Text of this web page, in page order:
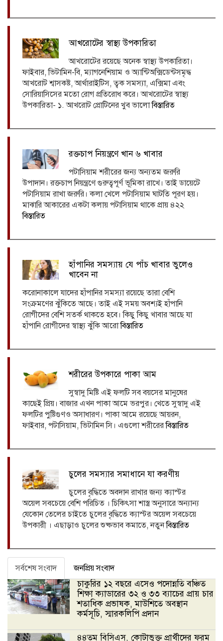
আখরোটের স্বাস্থ্য উপকারিতা
আখরোটের রয়েছে অনেক স্বাস্থ্য উপকারিতা।
ফাইবার, ভিটামিন-বি, ম্যাগনেশিয়াম ও অ্যান্টিঅক্সিডেন্টসমৃদ্ধ
আখরোট শ্বাসকষ্ট, আর্থারাইটিস, ত্বক সমস্যা, এক্সিমা এবং
সোরিয়াসিসের মতো রোগ প্রতিরোধ করে। আখরোটের স্বাস্থ্য
উপকারিতা- ১. আখরোট প্রোটিনের খুব ভালোবিস্তারিত
রক্তচাপ নিয়ন্ত্রণে খান ৬ খাবার
পটাসিয়াম শরীরের জন্য অন্যতম জরুরি
উপাদান। রক্তচাপ নিয়ন্ত্রণে গুরুত্বপূর্ণ ভূমিকা রাখে। তাই ডায়েটে
পটাসিয়াম রাখা জরুরি। কলা খেলে পটাসিয়াম ঘাটতি পূরণ হয়।
মাঝারি আকারের একটা কলায় পটাসিয়াম থাকে প্রায় ৪২২
বিস্তারিত
হাঁপানির সমস্যায় যে পাঁচ খাবার ভুলেও
খাবেন না
করোনাকালে যাদের হাঁপানির সমস্যা রয়েছে তারা বেশি
সংক্রমণের ঝুঁকিতে আছে। তাই এই সময় অবশ্যই হাঁপানি
রোগীদের বেশি সতর্ক থাকতে হবে। কিছু কিছু খাবার আছে যা
হাঁপানি রোগীদের স্বাস্থ্য ঝুঁকি আরোবিস্তারিত
শরীরের উপকারে পাকা আম
সুস্বাদু মিষ্টি এই ফলটি সব বয়সের মানুষের
কাছেই প্রিয়। বাজার এখন পাকা আমে ভরপুর। খেতে সুস্বাদু এই
ফলটির পুষ্টিগুণও অসাধারণ। পাকা আমে রয়েছে আয়রন,
ফাইবার, পটাসিয়াম, ভিটামিন সি। এগুলো শরীরেরবিস্তারিত
চুলের সমস্যার সমাধানে যা করণীয়
চুলের বৃদ্ধিতে অবদান রাখার জন্য ক্যাস্টর
অয়েল সবচেয়ে বেশি পরিচিত । চিকিৎসা শাস্ত্র অনুসারে অন্যান্য
যেকোন তেলের চাইতে চুলের বৃদ্ধিতে ক্যাস্টর অয়েল সবচেয়ে
উপকারী । এছাড়াও চুলের শুষ্কভাব কমাতে, নতুনবিস্তারিত
সর্বশেষ সংবাদ জনপ্রিয় সংবাদ
চাকুরির ১২ বছরে এসেও পদোন্নতি বঞ্চিত
শিক্ষা ক্যাডারের ৩২ ও ৩৩ ব্যাচের প্রায় চার
শতাধিক প্রভাষক, মাউশিতে অবস্থান
কর্মসূচি, স্মারকলিপি প্রদান
৪৪তম বিসিএস, কোটাভুক্ত প্রার্থীদের ফরম